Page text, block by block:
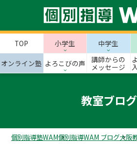
TOP 小学生 中学生
オンライン塾 よろこびの声
講師からの
メッセージ
教室ブログ
個別指導塾WAM個別指導WAM ブログ大阪